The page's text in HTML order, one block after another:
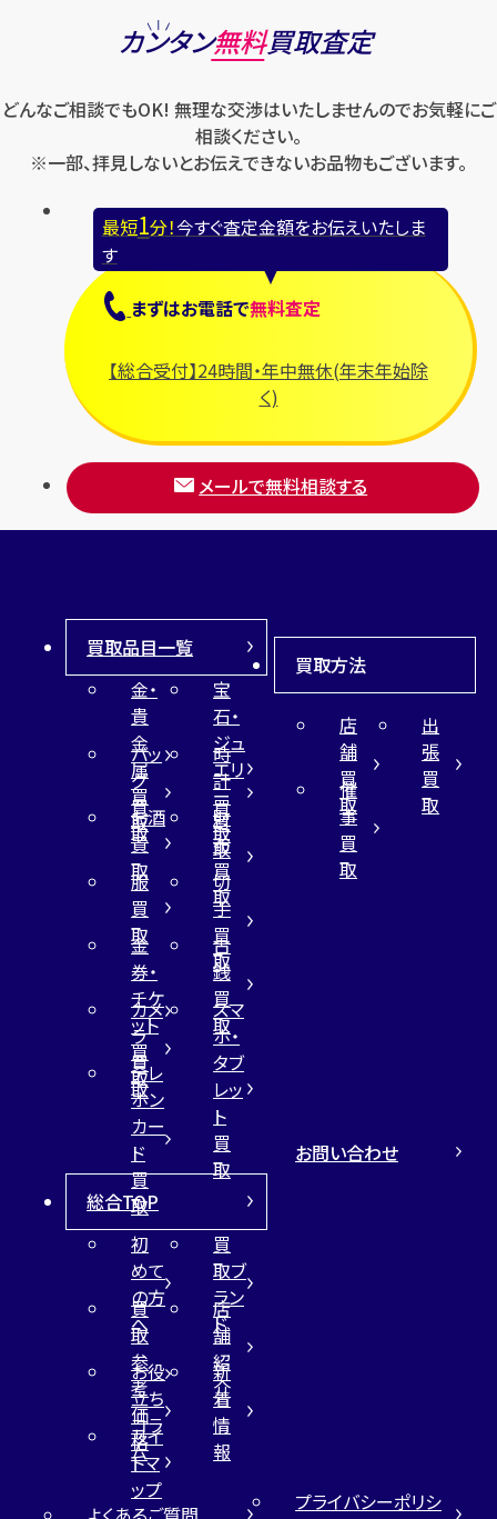
カンタン無料買取査定
どんなご相談でもOK! 無理な交渉はいたしませんのでお気軽にご
相談ください。
※一部、拝見しないとお伝えできないお品物もございます。
最短1分！今すぐ査定金額をお伝えいたしま
す
まずはお電話で無料査定
【総合受付】24時間・年中無休(年末年始除
く)
メールで無料相談する
買取品目一覧
金・
貴
金
属
買
取
宝
石・
ジュ
エリ
ー
買
取
バッ
グ
買
取
時
計
買
取
お酒
買
取
財
布
買
取
服
買
取
切
手
買
取
金
券・
チケ
ット
買
取
古
銭
買
取
カメ
ラ
買
取
スマ
ホ・
タブ
レッ
ト
買
取
テレ
ホン
カー
ド
買
取
買取方法
店
舗
買
取
出
張
買
取
催
事
買
取
総合TOP
初
めて
の方
へ
買
取ブ
ラン
ド
買
取
参
考
価
格
店
舗
紹
介
お役
立ち
コラ
ム
新
着
情
報
サイ
トマ
ップ
お問い合わせ
プライバシーポリシ